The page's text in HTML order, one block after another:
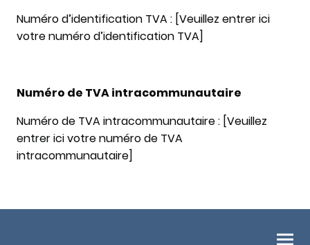
Numéro d’identification TVA : [Veuillez entrer ici
votre numéro d’identification TVA]
Numéro de TVA intracommunautaire
Numéro de TVA intracommunautaire : [Veuillez
entrer ici votre numéro de TVA
intracommunautaire]